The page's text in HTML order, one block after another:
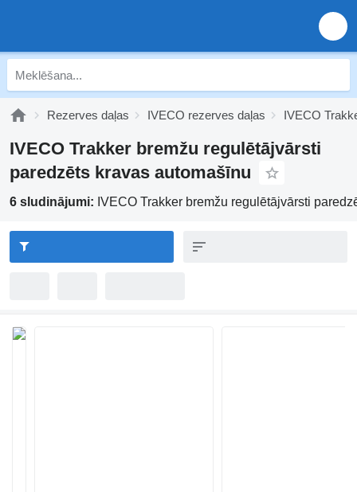
Rezerves daļas IVECO rezerves daļas IVECO
IVECO Trakker bremžu regulētājvārsti
paredzēts kravas automašīnu
6 sludinājumi: IVECO Trakker bremžu regulētājvārsti